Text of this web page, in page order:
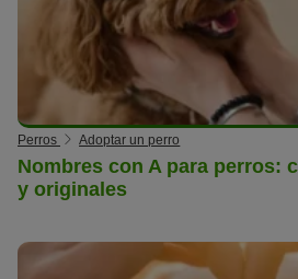
Perros Adoptar un perro
Nombres con A para perros:
y originales